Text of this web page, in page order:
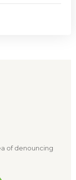
of denouncing